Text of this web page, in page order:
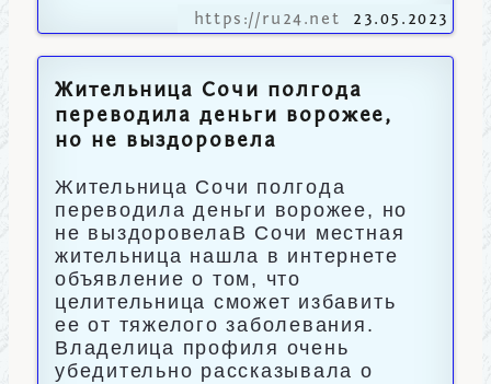
https://ru24.net 23.05.2023
Жительница Сочи полгода
переводила деньги ворожее,
но не выздоровела
Жительница Сочи полгода
переводила деньги ворожее, но
не выздоровелаВ Сочи местная
жительница нашла в интернете
объявление о том, что
целительница сможет избавить
ее от тяжелого заболевания.
Владелица профиля очень
убедительно рассказывала о